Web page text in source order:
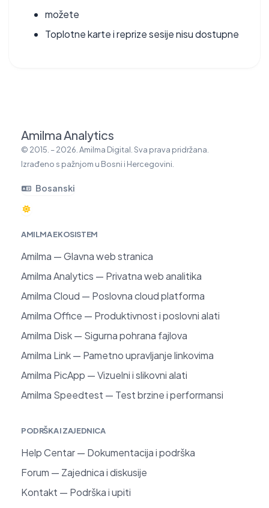
možete
Toplotne karte i reprize sesije nisu dostupne
Amilma Analytics
© 2015. – 2026. Amilma Digital. Sva prava pridržana.
Izrađeno s pažnjom u Bosni i Hercegovini.
Bosanski
AMILMA EKOSISTEM
Amilma — Glavna web stranica
Amilma Analytics — Privatna web analitika
Amilma Cloud — Poslovna cloud platforma
Amilma Office — Produktivnost i poslovni alati
Amilma Disk — Sigurna pohrana fajlova
Amilma Link — Pametno upravljanje linkovima
Amilma PicApp — Vizuelni i slikovni alati
Amilma Speedtest — Test brzine i performansi
PODRŠKA I ZAJEDNICA
Help Centar — Dokumentacija i podrška
Forum — Zajednica i diskusije
Kontakt — Podrška i upiti